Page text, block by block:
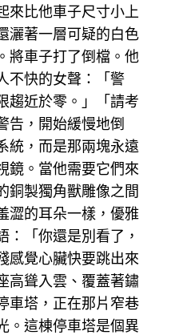
來比他車子尺寸小上
灑著一層可疑的白色
將車子打了倒檔。他
不快的女聲：「警
趨近於零。」「請考
告，開始緩慢地倒
統，而是那兩塊永遠
鏡。當他需要它們來
銅製獨角獸雕像之間
澀的耳朵一樣，優雅
：「你還是別看了，
感覺心臟快要跳出來
高聳入雲、覆蓋著鏽
車塔，正在那片窄巷
。這棟停車塔是個異